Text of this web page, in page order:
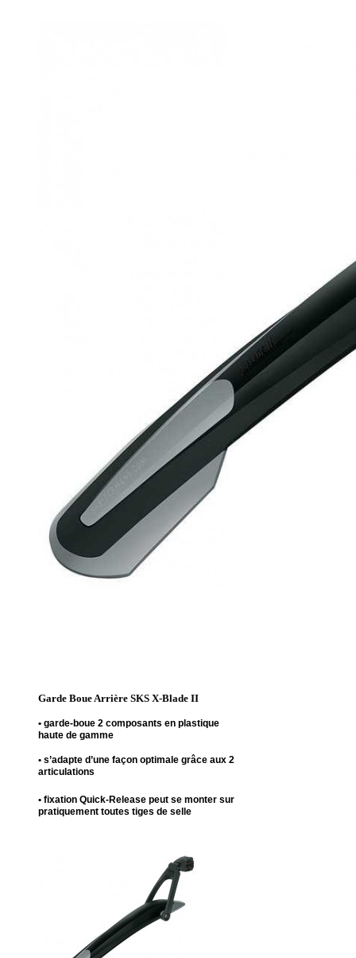
Garde Boue Arrière SKS X-Blade II
• garde-boue 2 composants en plastique
haute de gamme
• s’adapte d’une façon optimale grâce aux 2
articulations
• fixation Quick-Release peut se monter sur
pratiquement toutes tiges de selle